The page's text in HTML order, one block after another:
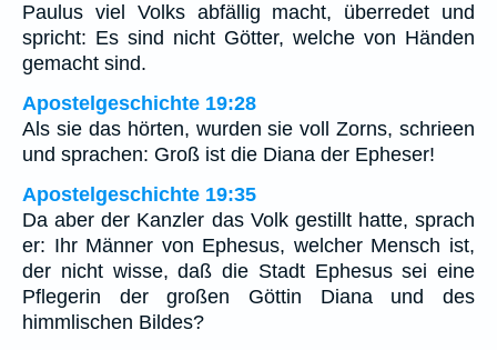
Paulus viel Volks abfällig macht, überredet und
spricht: Es sind nicht Götter, welche von Händen
gemacht sind.
Apostelgeschichte 19:28
Als sie das hörten, wurden sie voll Zorns, schrieen
und sprachen: Groß ist die Diana der Epheser!
Apostelgeschichte 19:35
Da aber der Kanzler das Volk gestillt hatte, sprach
er: Ihr Männer von Ephesus, welcher Mensch ist,
der nicht wisse, daß die Stadt Ephesus sei eine
Pflegerin der großen Göttin Diana und des
himmlischen Bildes?